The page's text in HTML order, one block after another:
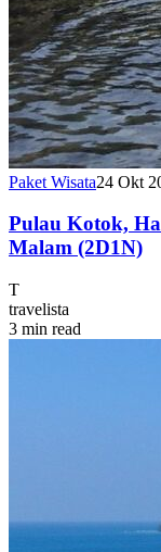
Paket Wisata24 Okt
Pulau Kotok,
Malam (2D1N)
T
travelista
3 min read